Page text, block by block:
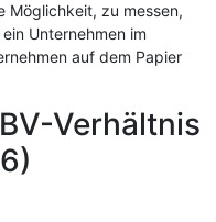
Möglichkeit, zu messen,
Unternehmen im
auf dem Papier
Verhältnis